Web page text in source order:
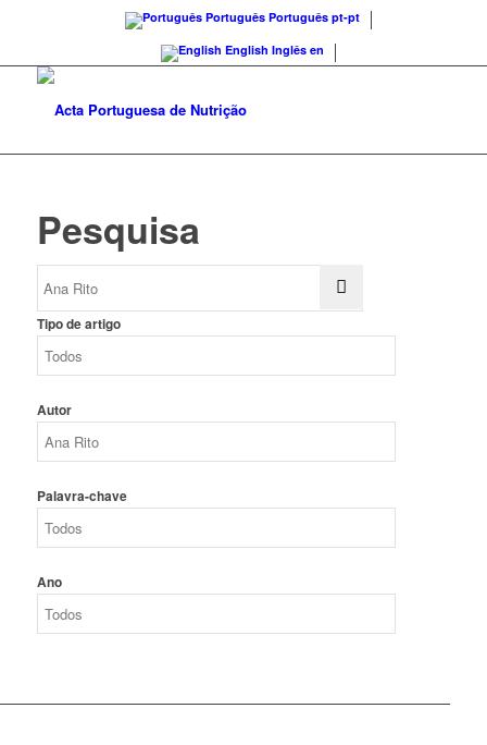
Português Português pt-pt
English Inglês en
Pesquisa
Tipo de artigo
Autor
Palavra-chave
Ano